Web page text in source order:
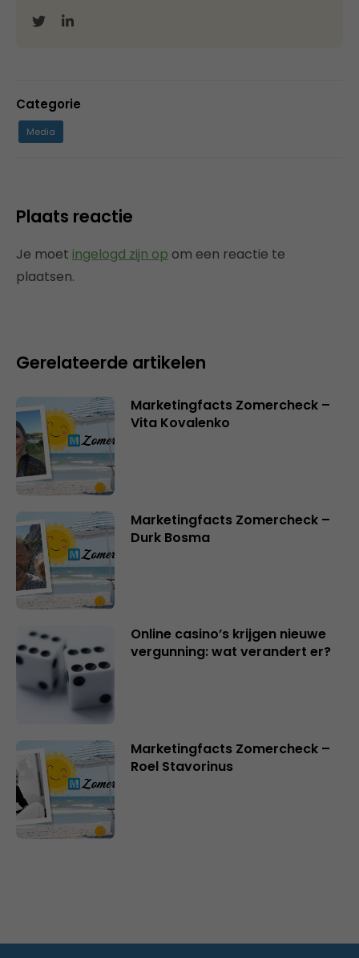
Categorie
Media
Plaats reactie
Je moet ingelogd zijn op om een reactie te
plaatsen.
Gerelateerde artikelen
Marketingfacts Zomercheck –
Vita Kovalenko
Marketingfacts Zomercheck –
Durk Bosma
Online casino’s krijgen nieuwe
vergunning: wat verandert er?
Marketingfacts Zomercheck –
Roel Stavorinus